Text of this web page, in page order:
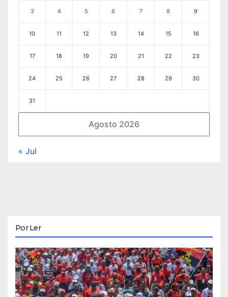
Agosto 2026
3 4 5 6 7 8 9
10 11 12 13 14 15 16
17 18 19 20 21 22 23
24 25 26 27 28 29 30
31
« Jul
Por Ler